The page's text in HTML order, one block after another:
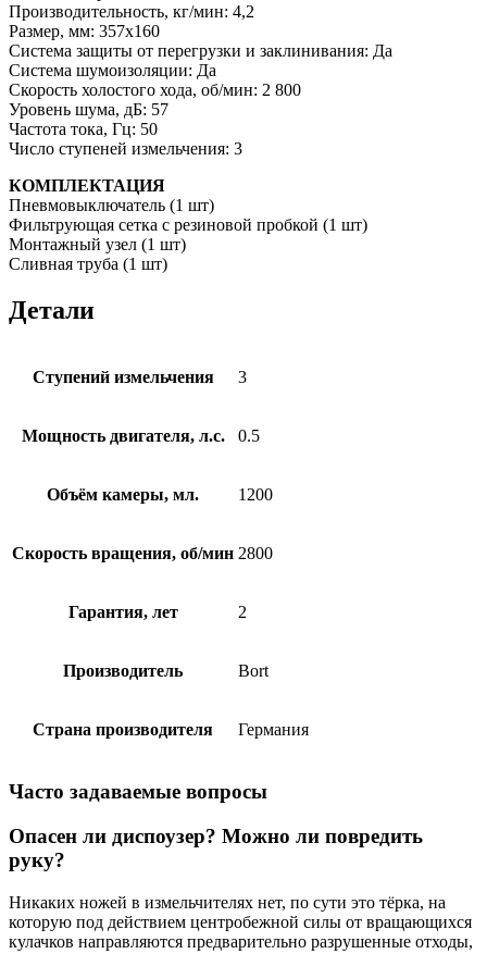
Производительность, кг/мин: 4,2
Размер, мм: 357х160
Система защиты от перегрузки и заклинивания: Да
Система шумоизоляции: Да
Скорость холостого хода, об/мин: 2 800
Уровень шума, дБ: 57
Частота тока, Гц: 50
Число ступеней измельчения: 3
КОМПЛЕКТАЦИЯ
Пневмовыключатель (1 шт)
Фильтрующая сетка с резиновой пробкой (1 шт)
Монтажный узел (1 шт)
Сливная труба (1 шт)
Детали
Ступений измельчения 3
Мощность двигателя, л.с. 0.5
Объём камеры, мл. 1200
Скорость вращения, об/мин 2800
Гарантия, лет 2
Производитель Bort
Страна производителя Германия
Часто задаваемые вопросы
Опасен ли диспоузер? Можно ли повредить
руку?
Никаких ножей в измельчителях нет, по сути это тёрка, на
которую под действием центробежной силы от вращающихся
кулачков направляются предварительно разрушенные отходы,